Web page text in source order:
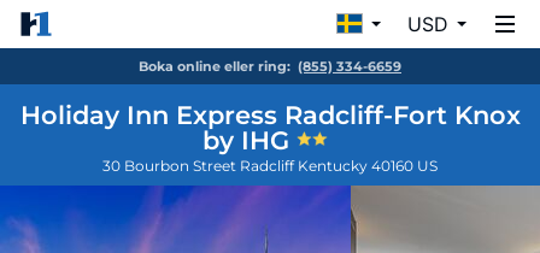
USD
Boka online eller ring: (855) 334-6659
Holiday Inn Express Radcliff-Fort Knox
by IHG
30 Bourbon Street Radcliff Kentucky 40160 US